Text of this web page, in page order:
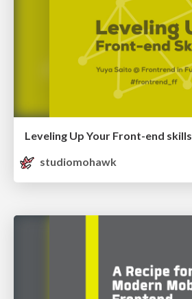
Leveling Up Your Front-end skills
studiomohawk